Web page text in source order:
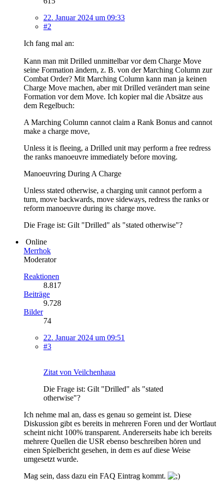
22. Januar 2024 um 09:33
#2
Ich fang mal an:
Kann man mit Drilled unmittelbar vor dem Charge Move
seine Formation ändern, z. B. von der Marching Column zur
Combat Order? Mit Marching Column kann man ja keinen
Charge Move machen, aber mit Drilled verändert man seine
Formation vor dem Move. Ich kopier mal die Absätze aus
dem Regelbuch:
A Marching Column cannot claim a Rank Bonus and cannot
make a charge move,
Unless it is fleeing, a Drilled unit may perform a free redress
the ranks manoeuvre immediately before moving.
Manoeuvring During A Charge
Unless stated otherwise, a charging unit cannot perform a
turn, move backwards, move sideways, redress the ranks or
reform manoeuvre during its charge move.
Die Frage ist: Gilt "Drilled" als "stated otherwise"?
Online
Merrhok
Moderator
Reaktionen
8.817
Beiträge
9.728
Bilder
74
22. Januar 2024 um 09:51
#3
Zitat von Veilchenhaua
Die Frage ist: Gilt "Drilled" als "stated
otherwise"?
Ich nehme mal an, dass es genau so gemeint ist. Diese
Diskussion gibt es bereits in mehreren Foren und der Wortlaut
scheint nicht 100% transparent. Andererseits habe ich bereits
mehrere Quellen die USR ebenso beschreiben hören und
einen Spielbericht gesehen, in dem es auf diese Weise
umgesetzt wurde.
Mag sein, dass dazu ein FAQ Eintrag kommt.